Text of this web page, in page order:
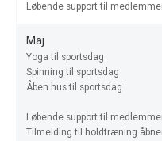
Løbende support til
Maj
Yoga til sportsdag
Spinning til sportsdag
Åben hus til sportsdag
Løbende support til
Tilmelding til holdtræning